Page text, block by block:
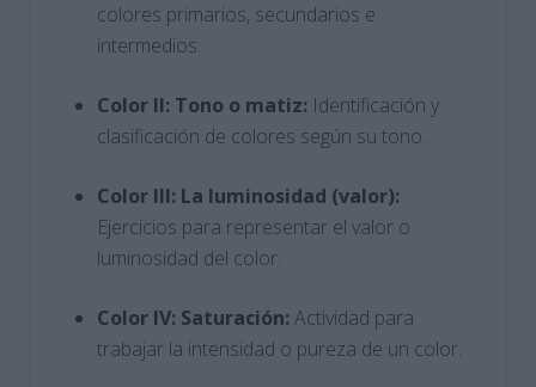
colores primarios, secundarios e
intermedios.
Color II: Tono o matiz: Identificación y
clasificación de colores según su tono.
Color III: La luminosidad (valor):
Ejercicios para representar el valor o
luminosidad del color.
Color IV: Saturación: Actividad para
trabajar la intensidad o pureza de un color.